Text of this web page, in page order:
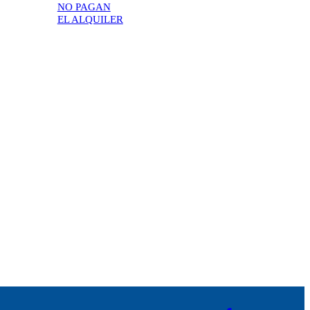
NO PAGAN
EL ALQUILER